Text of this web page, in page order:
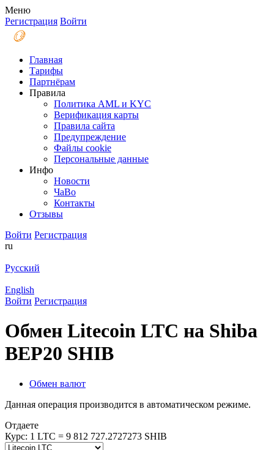
Меню
Регистрация Войти
Главная
Тарифы
Партнёрам
Правила
Политика AML и KYC
Верификация карты
Правила сайта
Предупреждение
Файлы coоkie
Персональные данные
Инфо
Новости
ЧаВо
Контакты
Отзывы
Войти Регистрация
ru
Русский
English
Войти Регистрация
Обмен Litecoin LTC на Shiba
BEP20 SHIB
Обмен валют
Данная операция производится в автоматическом режиме.
Отдаете
Курс: 1 LTC = 9 812 727.2727273 SHIB